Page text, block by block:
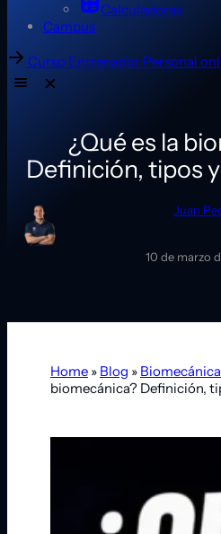
Calculadoras
Campus
Curso Entrenador Personal
¿Qué es la
Definición, tipos
Juan
10 de marzo
Home » Blog » Biomecánica
biomecánica? Definición,